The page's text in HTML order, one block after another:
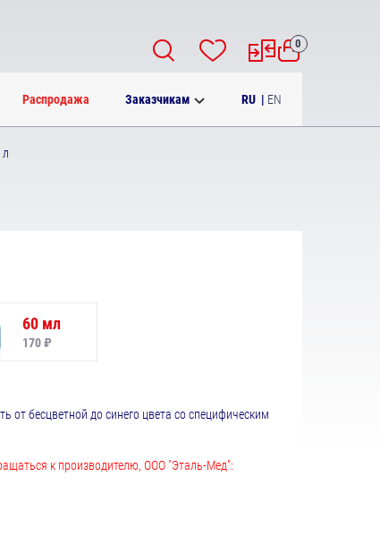
Распродажа Заказчикам RU | EN
0
60 мл
170 ₽
от бесцветной до синего цвета со специфическим
к производителю, ООО "Эталь-Мед":